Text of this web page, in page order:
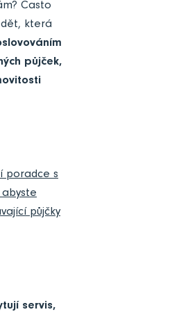
Často
která
půjček,
poradce s
půjčky
servis,